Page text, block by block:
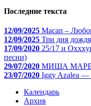
Последние текста
12/09/2025 Macan –
12/09/2025 Три дня
17/09/2020 25/17 и
песни)
29/07/2020 МИША
23/07/2020 Iggy Azalea —
Календарь
Архив